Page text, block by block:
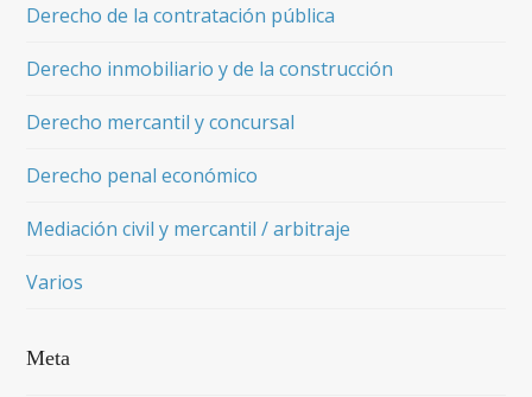
Derecho de la contratación pública
Derecho inmobiliario y de la construcción
Derecho mercantil y concursal
Derecho penal económico
Mediación civil y mercantil / arbitraje
Varios
Meta